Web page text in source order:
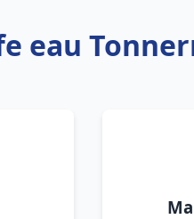
eau